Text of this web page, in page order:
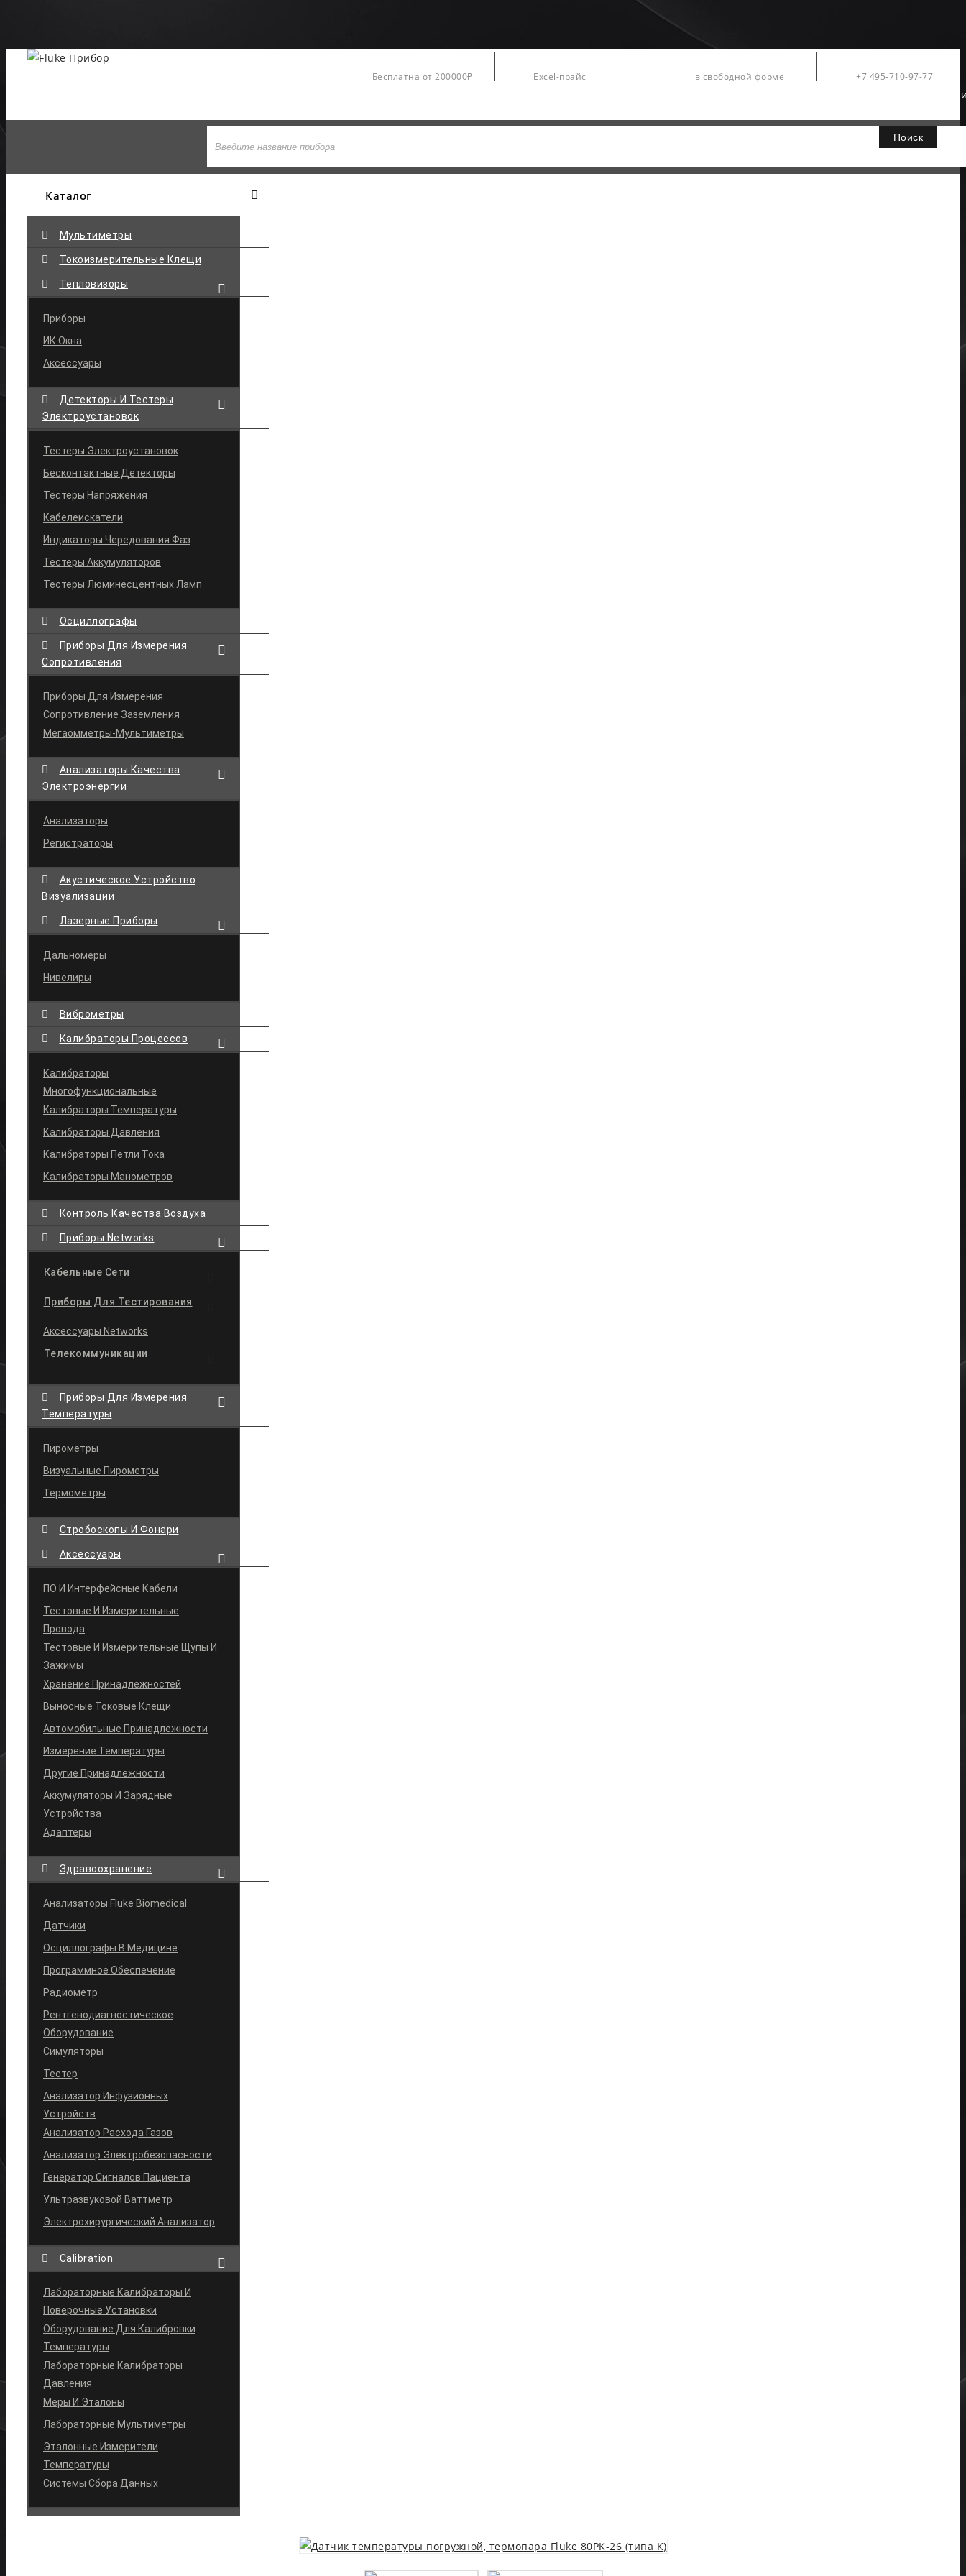
Бесплатна от 200000₽ Excel-прайс в свободной форме +7 495-710-97-77
Официальный дистрибьютор компании Fluke в
Поиск
Каталог
Мультиметры
Токоизмерительные Клещи
Тепловизоры
Приборы
ИК Окна
Аксессуары
Детекторы И Тестеры
Электроустановок
Тестеры Электроустановок
Бесконтактные Детекторы
Тестеры Напряжения
Кабелеискатели
Индикаторы Чередования Фаз
Тестеры Аккумуляторов
Тестеры Люминесцентных Ламп
Осциллографы
Приборы Для Измерения
Сопротивления
Приборы Для Измерения
Сопротивление Заземления
Мегаомметры-Мультиметры
Анализаторы Качества
Электроэнергии
Анализаторы
Регистраторы
Акустическое Устройство
Визуализации
Лазерные Приборы
Дальномеры
Нивелиры
Виброметры
Калибраторы Процессов
Калибраторы
Многофункциональные
Калибраторы Температуры
Калибраторы Давления
Калибраторы Петли Тока
Калибраторы Манометров
Контроль Качества Воздуха
Приборы Networks
Кабельные Сети
Приборы Для Тестирования
Аксессуары Networks
Телекоммуникации
Приборы Для Измерения
Температуры
Пирометры
Визуальные Пирометры
Термометры
Стробоскопы И Фонари
Аксессуары
ПО И Интерфейсные Кабели
Тестовые И Измерительные
Провода
Тестовые И Измерительные Щупы И
Зажимы
Хранение Принадлежностей
Выносные Токовые Клещи
Автомобильные Принадлежности
Измерение Температуры
Другие Принадлежности
Аккумуляторы И Зарядные
Устройства
Адаптеры
Здравоохранение
Анализаторы Fluke Biomedical
Датчики
Осциллографы В Медицине
Программное Обеспечение
Радиометр
Рентгенодиагностическое
Оборудование
Симуляторы
Тестер
Анализатор Инфузионных
Устройств
Анализатор Расхода Газов
Анализатор Электробезопасности
Генератор Сигналов Пациента
Ультразвуковой Ваттметр
Электрохирургический Анализатор
Calibration
Лабораторные Калибраторы И
Поверочные Установки
Оборудование Для Калибровки
Температуры
Лабораторные Калибраторы
Давления
Меры И Эталоны
Лабораторные Мультиметры
Эталонные Измерители
Температуры
Системы Сбора Данных